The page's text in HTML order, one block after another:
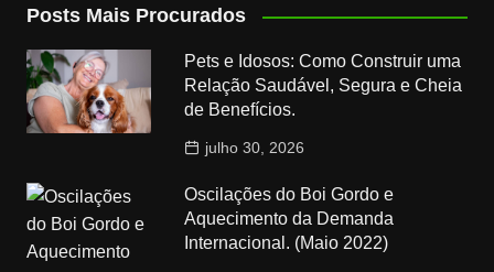
Posts Mais Procurados
Pets e Idosos: Como Construir uma
Relação Saudável, Segura e Cheia
de Benefícios.
julho 30, 2026
Oscilações do Boi Gordo e
Aquecimento da Demanda
Internacional. (Maio 2022)